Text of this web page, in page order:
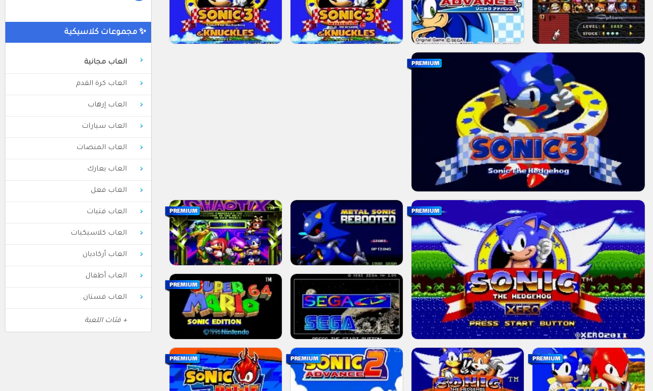
✨ مجموعات كلاسيكية
العاب مجانية
العاب كرة القدم
العاب إرهاب
العاب سيارات
العاب المنصات
العاب يعارك
العاب فعل
العاب فتيات
العاب كلاسيكيات
العاب أركاديان
العاب أطفال
العاب فستان
+ فئات اللعبة